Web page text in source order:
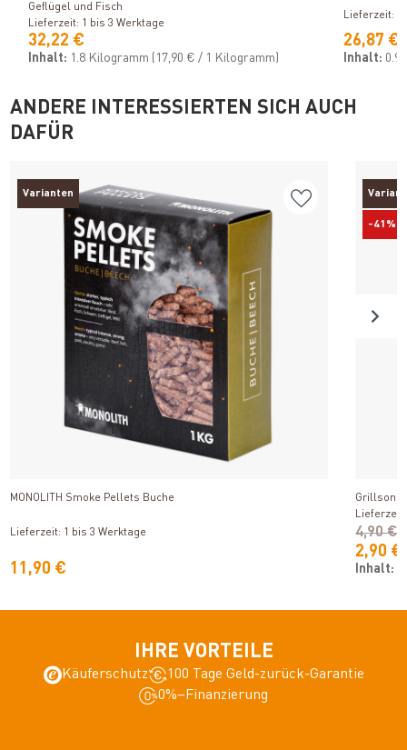
Geflügel und Fisch
Lieferzeit: 1 bis 3 Werktage
32,22 €
Inhalt: 1.8 Kilogramm (17,90 € / 1 Kilogramm)
Lieferzeit: 1
26,87 €
Inhalt: 0.9
ANDERE INTERESSIERTEN SICH AUCH
DAFÜR
Varianten
MONOLITH Smoke Pellets Buche
Lieferzeit: 1 bis 3 Werktage
11,90 €
-41%
Grillson
2,90 €
4,90 €
Inhalt:
IHRE VORTEILE
Käuferschutz
100 Tage Geld-zurück-Garantie
0%–Finanzierung